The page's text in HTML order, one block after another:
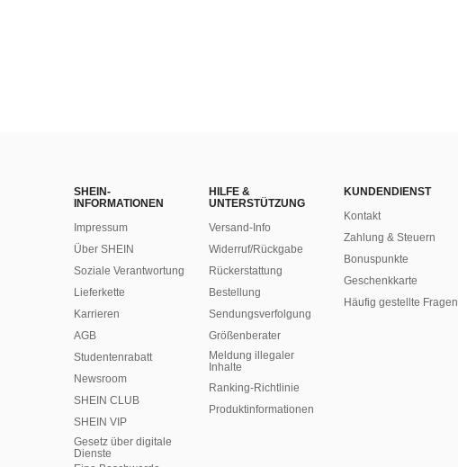
SHEIN-
INFORMATIONEN
Impressum
Über SHEIN
Soziale Verantwortung
Lieferkette
Karrieren
AGB
Studentenrabatt
Newsroom
SHEIN CLUB
SHEIN VIP
Gesetz über digitale
Dienste
HILFE &
UNTERSTÜTZUNG
Versand-Info
Widerruf/Rückgabe
Rückerstattung
Bestellung
Sendungsverfolgung
Größenberater
Meldung illegaler
Inhalte
Ranking-Richtlinie
​Produktinformationen
KUNDENDIENST
Kontakt
Zahlung & Steuern
Bonuspunkte
Geschenkkarte
Häufig gestellte Fragen